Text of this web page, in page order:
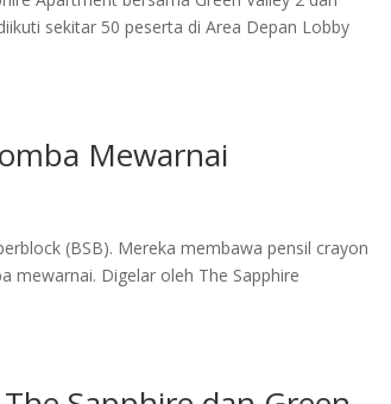
sekitar 50 peserta di Area Depan Lobby
Mewarnai
(BSB). Mereka membawa pensil crayon
mewarnai. Digelar oleh The Sapphire